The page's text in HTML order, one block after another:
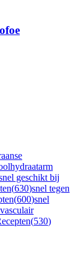
geschikt bij
(630)snel tegen
(600)snel
(530)